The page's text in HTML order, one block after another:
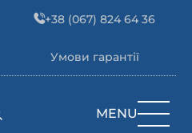
+38 (067) 824 64 36
Умови гарантії
MENU